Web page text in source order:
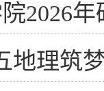
2026
地理筑